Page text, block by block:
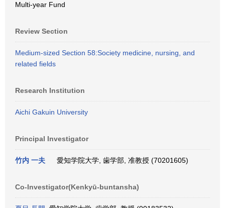
Multi-year Fund
Review Section
Medium-sized Section 58:Society medicine, nursing, and
related fields
Research Institution
Aichi Gakuin University
Principal Investigator
竹内 一夫 愛知学院大学, 歯学部, 准教授 (70201605)
Co-Investigator(Kenkyū-buntansha)